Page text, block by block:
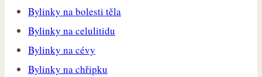
Bylinky na bolesti těla
Bylinky na celulitidu
Bylinky na cévy
Bylinky na chřipku